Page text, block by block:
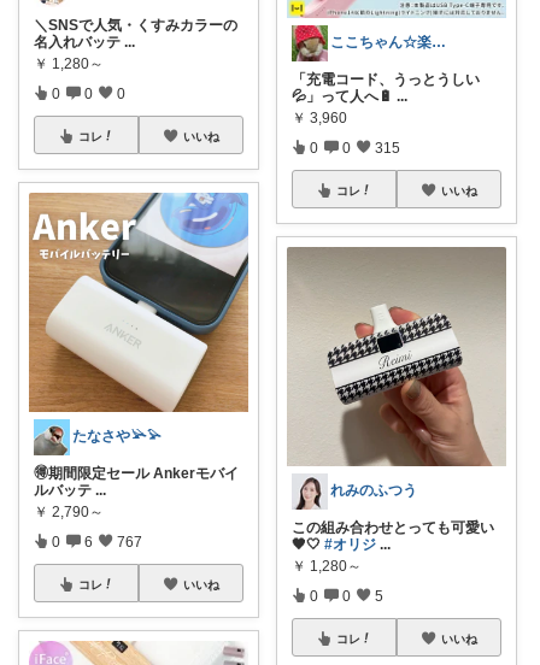
＼SNSで人気・くすみカラーの
名入れバッテ ...
￥ 1,280～
0 0 0
コレ いいね
たなさや𓅪𓅫
🉐期間限定セール Ankerモバイ
ルバッテ ...
￥ 2,790～
0 6 767
コレ いいね
ここちゃん☆楽天マラソン攻略主婦
「充電コード、うっとうしい
💦」って人へ🔋 ...
￥ 3,960
0 0 315
コレ いいね
れみのふつう
この組み合わせとっても可愛い
🖤🤍 #オリジ ...
￥ 1,280～
0 0 5
コレ いいね